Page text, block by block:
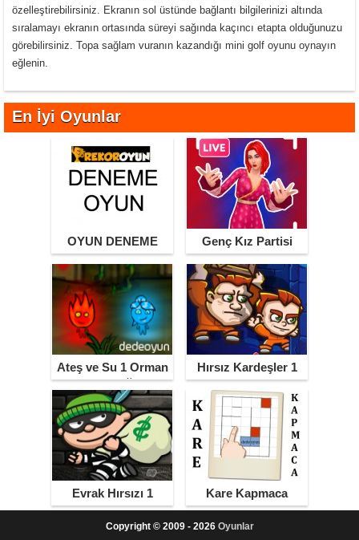
özelleştirebilirsiniz. Ekranın sol üstünde bağlantı bilgilerinizi altında
sıralamayı ekranın ortasında süreyi sağında kaçıncı etapta olduğunuzu
görebilirsiniz. Topa sağlam vuranın kazandığı mini golf oyunu oynayın
eğlenin.
En İyi Oyunlar
OYUN DENEME Genç Kız Partisi
Ateş ve Su 1 Orman
Tapınağı
Hırsız Kardeşler 1
Evrak Hırsızı 1 Kare Kapmaca
Copyright © 2009 - 2026 Oyunlar